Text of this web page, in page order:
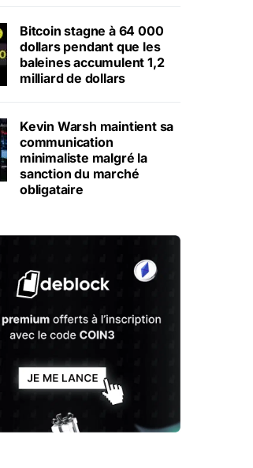
Bitcoin stagne à 64 000
dollars pendant que les
baleines accumulent 1,2
milliard de dollars
Kevin Warsh maintient sa
communication
minimaliste malgré la
sanction du marché
obligataire